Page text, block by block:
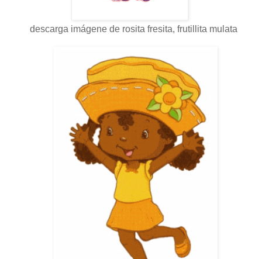
descarga imágene de rosita fresita, frutillita mulata